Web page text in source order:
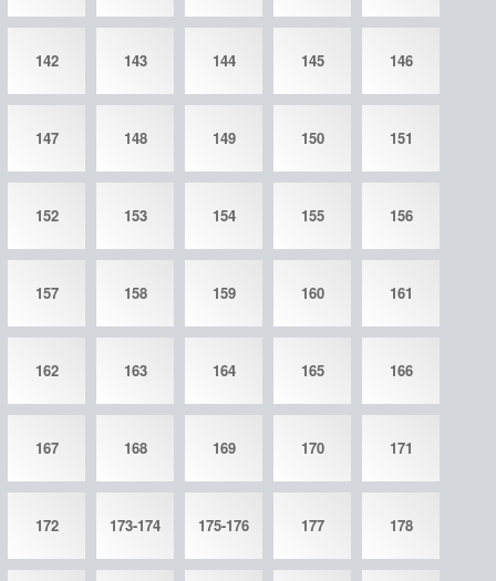
142 143 144 145 146
147 148 149 150 151
152 153 154 155 156
157 158 159 160 161
162 163 164 165 166
167 168 169 170 171
172 173-174 175-176 177 178